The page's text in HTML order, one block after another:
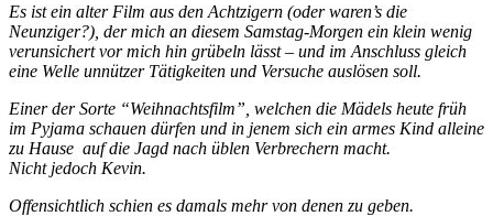
Es ist ein alter Film aus den Achtzigern (oder waren’s die
Neunziger?), der mich an diesem Samstag-Morgen ein klein wenig
verunsichert vor mich hin grübeln lässt – und im Anschluss gleich
eine Welle unnützer Tätigkeiten und Versuche auslösen soll.
Einer der Sorte “Weihnachtsfilm”, welchen die Mädels heute früh
im Pyjama schauen dürfen und in jenem sich ein armes Kind alleine
zu Hause auf die Jagd nach üblen Verbrechern macht.
Nicht jedoch Kevin.
Offensichtlich schien es damals mehr von denen zu geben.